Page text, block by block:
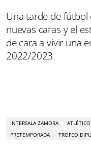
Una tarde de fútbol
nuevas caras y el
de cara a vivir una
2022/2023.
INTERSALA ZAMORA
PRETEMPORADA
TROFEO